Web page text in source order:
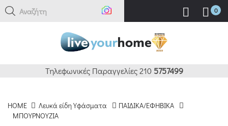
Αναζήτηση εδώ 0
Τηλεφωνικές Παραγγελίες 210 5757499
HOME Λευκά είδη Υφάσματα
ΠΑΙΔΙΚΑ/ΕΦΗΒΙΚΑ
ΜΠΟΥΡΝΟΥΖΙΑ
HOME